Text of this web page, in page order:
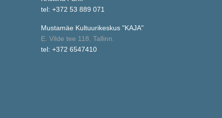
tel: +372 53 889 071
Mustamäe Kultuurikeskus "KAJA"
E. Vilde tee 118, Tallinn.
tel: +372 6547410